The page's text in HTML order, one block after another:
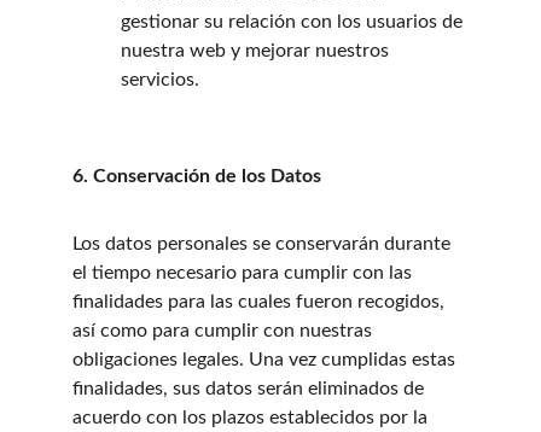
gestionar su relación con los usuarios de
nuestra web y mejorar nuestros
servicios.
6. Conservación de los Datos
Los datos personales se conservarán durante
el tiempo necesario para cumplir con las
finalidades para las cuales fueron recogidos,
así como para cumplir con nuestras
obligaciones legales. Una vez cumplidas estas
finalidades, sus datos serán eliminados de
acuerdo con los plazos establecidos por la